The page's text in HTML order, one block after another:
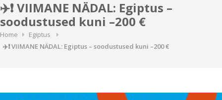
✈️❗ VIIMANE NÄDAL: Egiptus –
soodustused kuni –200 €
Home
Egiptus
✈️❗ VIIMANE NÄDAL: Egiptus – soodustused kuni –200 €